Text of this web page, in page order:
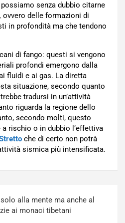
senza dubbio citarne
ovvero delle formazioni di
in profondità ma che tendono
di fango: questi si vengono
profondi emergono dalla
fluidi e ai gas. La diretta
situazione, secondo quanto
tradursi in un’attività
riguarda la regione dello
secondo molti, questo
rischio o in dubbio l’effettiva
che di certo non potrà
sismica più intensificata.
alla mente ma anche al
ai monaci tibetani